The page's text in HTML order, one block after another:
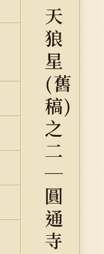
天
狼
星
(舊
稿)
之
二
─
圓
通
寺